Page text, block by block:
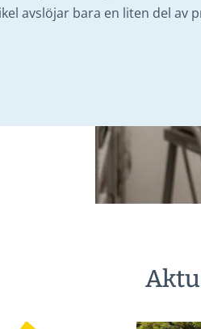
avslöjar bara en liten del av